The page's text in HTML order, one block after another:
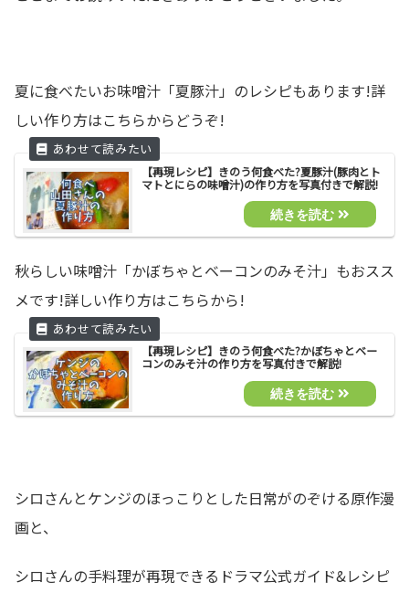
夏に食べたいお味噌汁「夏豚汁」のレシピもあります!詳
しい作り方はこちらからどうぞ!
【再現レシピ】きのう何食べた?夏豚汁(豚肉とト
マトとにらの味噌汁)の作り方を写真付きで解説!
秋らしい味噌汁「かぼちゃとベーコンのみそ汁」もおスス
メです!詳しい作り方はこちらから!
【再現レシピ】きのう何食べた?かぼちゃとベー
コンのみそ汁の作り方を写真付きで解説!
シロさんとケンジのほっこりとした日常がのぞける原作漫
画と、
シロさんの手料理が再現できるドラマ公式ガイド&レシピ